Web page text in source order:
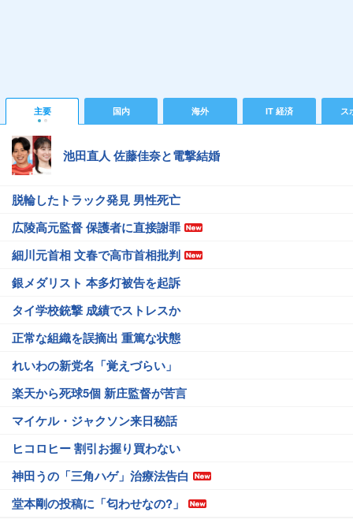
主要 国内 海外 IT 経済 ス
池田直人 佐藤佳奈と電撃結婚
脱輪したトラック発見 男性死亡
広陵高元監督 保護者に直接謝罪
細川元首相 文春で高市首相批判
銀メダリスト 本多灯被告を起訴
タイ学校銃撃 成績でストレスか
正常な組織を誤摘出 重篤な状態
れいわの新党名「覚えづらい」
楽天から死球5個 新庄監督が苦言
マイケル・ジャクソン来日秘話
ヒコロヒー 割引お握り買わない
神田うの「三角ハゲ」治療法告白
堂本剛の投稿に「匂わせなの?」